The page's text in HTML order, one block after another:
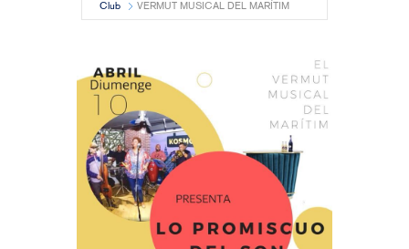
Club
VERMUT MUSICAL DEL MARÍTIM